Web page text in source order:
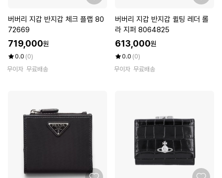
버버리 지갑 반지갑 체크 플랩 80
72669
719,000원
0.0 (0)
무이자 무료배송
버버리 지갑 반지갑 퀼팅 레더 롤
라 지퍼 8064825
613,000원
0.0 (0)
무이자 무료배송